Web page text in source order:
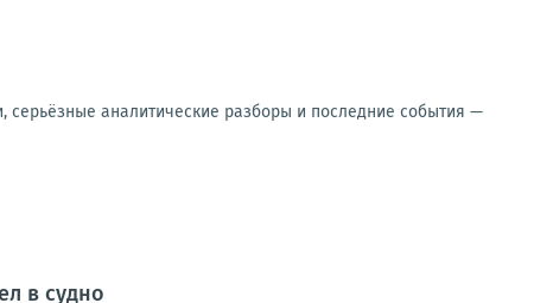
серьёзные аналитические разборы и последние события —
в судно